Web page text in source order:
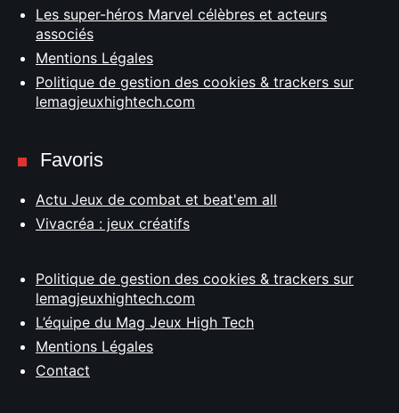
Les super-héros Marvel célèbres et acteurs
associés
Mentions Légales
Politique de gestion des cookies & trackers sur
lemagjeuxhightech.com
Favoris
Actu Jeux de combat et beat'em all
Vivacréa : jeux créatifs
Politique de gestion des cookies & trackers sur
lemagjeuxhightech.com
L’équipe du Mag Jeux High Tech
Mentions Légales
Contact